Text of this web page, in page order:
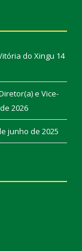
do Xingu 14
e Vice-
2026
junho de 2025